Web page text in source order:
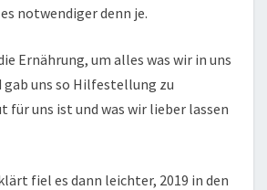
notwendiger denn je.
Ernährung, um alles was wir in uns
gab uns so Hilfestellung zu
für uns ist und was wir lieber lassen
fiel es dann leichter, 2019 in den